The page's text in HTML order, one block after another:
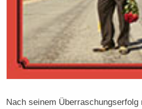
Nach seinem Überraschungserfolg